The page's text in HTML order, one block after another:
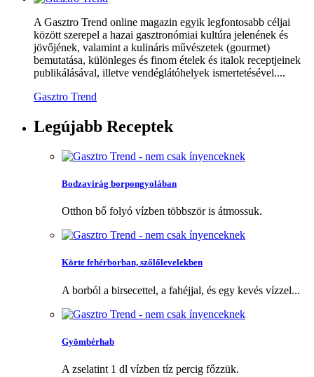
A Gasztro Trend online magazin egyik legfontosabb céljai
között szerepel a hazai gasztronómiai kultúra jelenének és
jövőjének, valamint a kulináris művészetek (gourmet)
bemutatása, különleges és finom ételek és italok receptjeinek
publikálásával, illetve vendéglátóhelyek ismertetésével....
Gasztro Trend
Legújabb Receptek
Bodzavirág borpongyolában
Otthon bő folyó vízben többször is átmossuk.
Körte fehérborban, szőlőlevelekben
A borból a birsecettel, a fahéjjal, és egy kevés vízzel...
Gyömbérhab
A zselatint 1 dl vízben tíz percig főzzük.